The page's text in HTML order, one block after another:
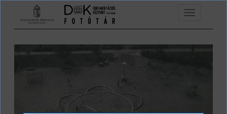
Ugrás a tartalomra
Toggle
navigation